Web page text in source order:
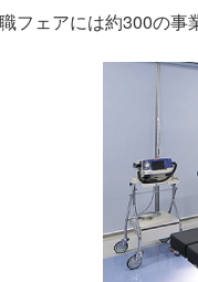
フェアには約300の事